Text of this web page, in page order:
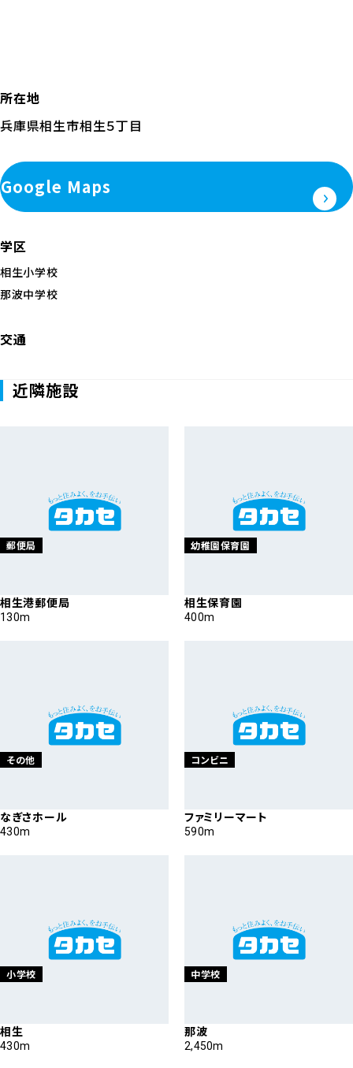
所在地
兵庫県相生市相生５丁目
Google Maps
学区
相生小学校
那波中学校
交通
近隣施設
郵便局
相生港郵便局
130m
幼稚園保育園
相生保育園
400m
その他
なぎさホール
430m
コンビニ
ファミリーマート
590m
小学校
相生
430m
中学校
那波
2,450m